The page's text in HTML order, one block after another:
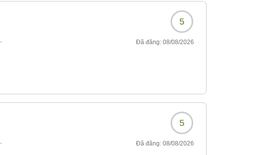
5
Đã đăng: 08/08/2026
5
Đã đăng: 08/08/2026